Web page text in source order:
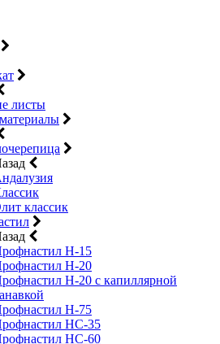
листы
классик
Н-15
Н-20
Н-20 с капиллярной
Н-75
НС-35
НС-60